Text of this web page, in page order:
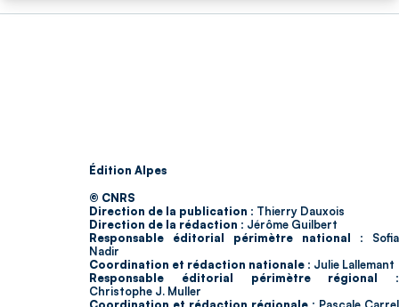
Édition Alpes
© CNRS
Direction de la publication : Thierry Dauxois
Direction de la rédaction : Jérôme Guilbert
Responsable éditorial périmètre national : Sofia
Nadir
Coordination et rédaction nationale : Julie Lallemant
Responsable éditorial périmètre régional :
Christophe J. Muller